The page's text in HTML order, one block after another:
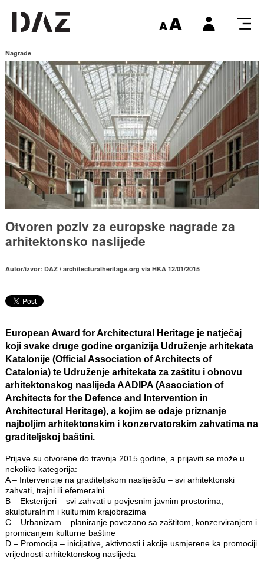
Nagrade
Otvoren poziv za europske nagrade za
arhitektonsko naslijeđe
Autor/izvor: DAZ / architecturalheritage.org via HKA 12/01/2015
European Award for Architectural Heritageje natječaj
koji svake druge godine organizija Udruženje arhitekata
Katalonije (Official Association of Architects of
Catalonia) te Udruženje arhitekata za zaštitu i obnovu
arhitektonskog naslijeđa AADIPA (Association of
Architects for the Defence and Intervention in
Architectural Heritage), a kojim se odaje priznanje
najboljim arhitektonskim i konzervatorskim zahvatima na
graditeljskoj baštini.
Prijave su otvorene do travnja 2015.godine, a prijaviti se može u
nekoliko kategorija:
A – Intervencije na graditeljskom nasliješđu – svi arhitektonski
zahvati, trajni ili efemeralni
B – Eksterijeri – svi zahvati u povjesnim javnim prostorima,
skulpturalnim i kulturnim krajobrazima
C – Urbanizam – planiranje povezano sa zaštitom, konzerviranjem i
promicanjem kulturne baštine
D – Promocija – inicijative, aktivnosti i akcije usmjerene ka promociji
vrijednosti arhitektonskog naslijeđa